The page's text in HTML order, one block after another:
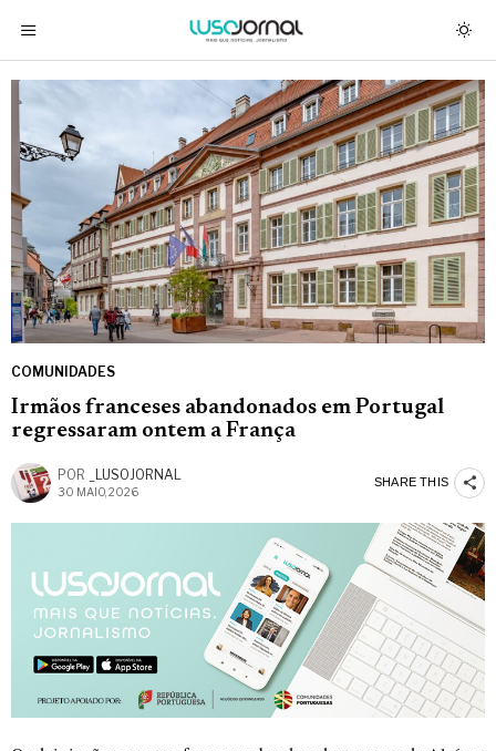
COMUNIDADES
Irmãos franceses abandonados em Portugal
regressaram ontem a França
POR _LUSOJORNAL
30 MAIO, 2026
SHARE THIS